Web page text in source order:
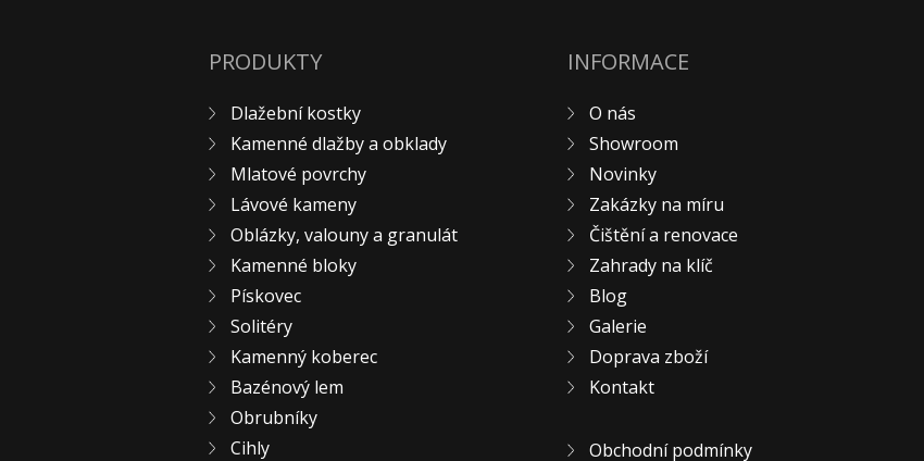
PRODUKTY
Dlažební kostky
Kamenné dlažby a obklady
Mlatové povrchy
Lávové kameny
Oblázky, valouny a granulát
Kamenné bloky
Pískovec
Solitéry
Kamenný koberec
Bazénový lem
Obrubníky
Cihly
INFORMACE
O nás
Showroom
Novinky
Zakázky na míru
Čištění a renovace
Zahrady na klíč
Blog
Galerie
Doprava zboží
Kontakt
Obchodní podmínky